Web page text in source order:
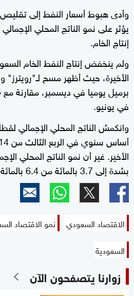
وأدى هبوط أسعار النفط إلى تقليص
يؤثر على نمو الناتج المحلي
إنتاج الخام.
ولم ينخفض إنتاج النفط الخام
في يونيو.
الأخير. غير أن نمو الناتج المحلي
بشدة إلى 3.7 بالمائة من 6.4 بالمائة.
الاقتصاد السعودي نمو الاقتصاد
السعودية
زوارنا يتصفحون الآن